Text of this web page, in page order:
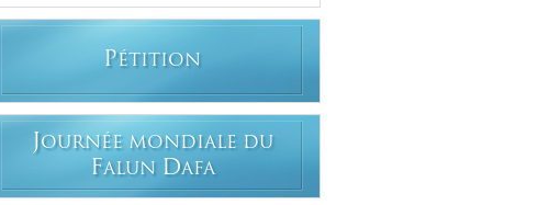
PÉTITION
JOURNÉE MONDIALE DU
FALUN DAFA